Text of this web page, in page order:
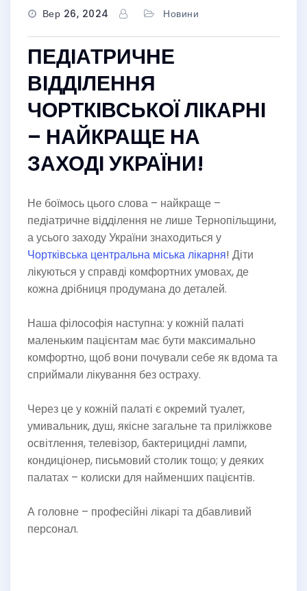
Вер 26, 2024 Новини
ПЕДІАТРИЧНЕ
ВІДДІЛЕННЯ
ЧОРТКІВСЬКОЇ ЛІКАРНІ
– НАЙКРАЩЕ НА
ЗАХОДІ УКРАЇНИ!
Не боїмось цього слова – найкраще –
педіатричне відділення не лише Тернопільщини,
а усього заходу України знаходиться у
Чортківська центральна міська лікарня! Діти
лікуються у справді комфортних умовах, де
кожна дрібниця продумана до деталей.
Наша філософія наступна: у кожній палаті
маленьким пацієнтам має бути максимально
комфортно, щоб вони почували себе як вдома та
сприймали лікування без остраху.
Через це у кожній палаті є окремий туалет,
умивальник, душ, якісне загальне та приліжкове
освітлення, телевізор, бактерицидні лампи,
кондиціонер, письмовий столик тощо; у деяких
палатах – колиски для найменших пацієнтів.
А головне – професійні лікарі та дбавливий
персонал.